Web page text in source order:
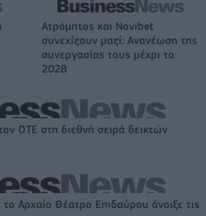
Ατρόμητος και Novibet
συνεχίζουν μαζί: Ανανέωση της
συνεργασίας τους μέχρι το
2028
ΟΤΕ στη διεθνή σειρά δεικτών
Αρχαίο Θέατρο Επιδαύρου άνοιξε τις